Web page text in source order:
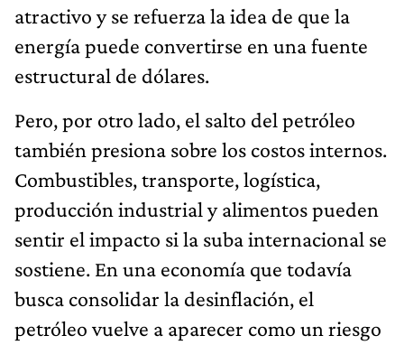
atractivo y se refuerza la idea de que la
energía puede convertirse en una fuente
estructural de dólares.
Pero, por otro lado, el salto del petróleo
también presiona sobre los costos internos.
Combustibles, transporte, logística,
producción industrial y alimentos pueden
sentir el impacto si la suba internacional se
sostiene. En una economía que todavía
busca consolidar la desinflación, el
petróleo vuelve a aparecer como un riesgo